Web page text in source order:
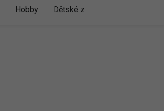
Hobby Dětské zboží a hračky